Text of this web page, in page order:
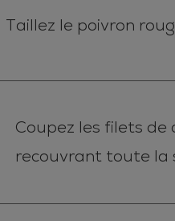
Taillez le poivron
Coupez les filets
recouvrant toute la